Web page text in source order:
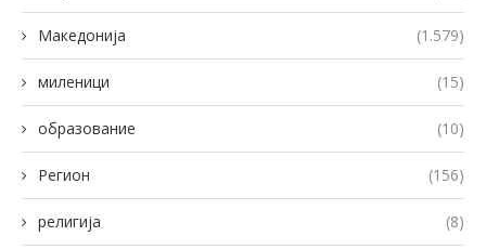
Македонија (1.579)
миленици (15)
образование (10)
Регион (156)
религија (8)